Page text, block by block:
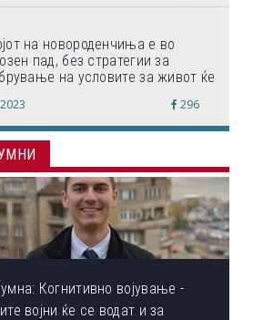
на новороденчиња е во
пад, без стратегии за
на условите за живот ќе
до затворање на училишта,
експертите
296
Когнитивно војување -
војни ќе се водат и за